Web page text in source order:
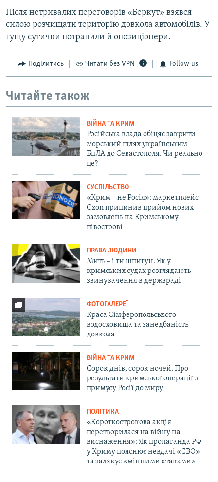
Після нетривалих переговорів «Беркут» взявся
силою розчищати територію довкола автомобілів. У
гущу сутички потрапили й опозиціонери.
Поділитись Читати без VPN Follow us
Читайте також
ВІЙНА ТА КРИМ
Російська влада обіцяє закрити
морський шлях українським
БпЛА до Севастополя. Чи реально
це?
СУСПІЛЬСТВО
«Крим – не Росія»: маркетплейс
Ozon припинив прийом нових
замовлень на Кримському
півострові
ПРАВА ЛЮДИНИ
Мить – і ти шпигун. Як у
кримських судах розглядають
звинувачення в держзраді
ФОТОГАЛЕРЕЇ
Краса Сімферопольського
водосховища та занедбаність
довкола
ВІЙНА ТА КРИМ
Сорок днів, сорок ночей. Про
результати кримської операції з
примусу Росії до миру
ПОЛІТИКА
«Короткострокова акція
перетворилася на війну на
виснаження»: Як пропаганда РФ
у Криму пояснює невдачі «СВО»
та залякує «мінними атаками»